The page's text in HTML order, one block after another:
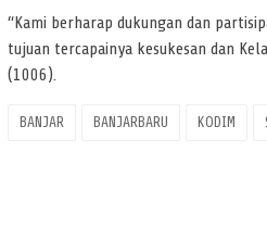
“Kami berharap dukungan dan
tujuan tercapainya kesukesan dan
(1006).
BANJAR BANJARBARU KODIM